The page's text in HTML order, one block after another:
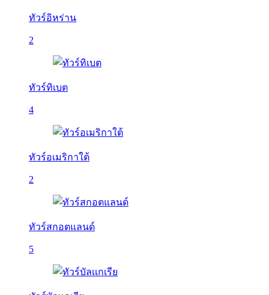
ทัวร์อิหร่าน
2
ทัวร์ทิเบต
4
ทัวร์อเมริกาใต้
2
ทัวร์สกอตแลนด์
5